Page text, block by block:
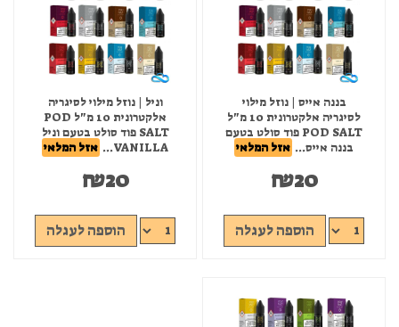
בננה אייס | נוזל מילוי
לסיגריה אלקטרונית 10 מ"ל
POD SALT פוד סולט בטעם
בננה אייס... אזל המלאי
₪20
הוספה לעגלה
וניל | נוזל מילוי לסיגריה
אלקטרונית 10 מ"ל POD
SALT פוד סולט בטעם וניל
VANILLA...
אזל המלאי
₪20
הוספה לעגלה